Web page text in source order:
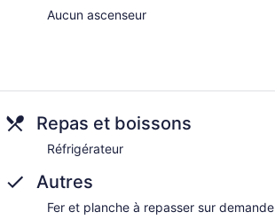
Aucun ascenseur
Repas et boissons
Réfrigérateur
Autres
Fer et planche à repasser sur demande